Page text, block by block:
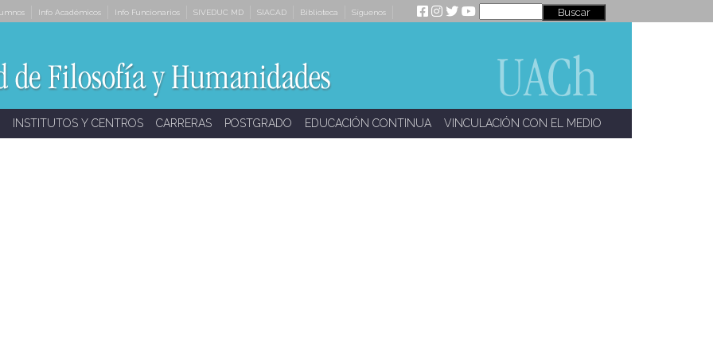
Info Académicos Info Funcionarios SIVEDUC MD SIACAD Biblioteca Síguenos
INSTITUTOS Y CENTROS CARRERAS POSTGRADO EDUCACIÓN CONTINUA VINCULACIÓN CON EL MEDIO